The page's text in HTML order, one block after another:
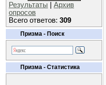
Результаты
Архив
опросов
Всего ответов: 309
Призма - Поиск
Призма - Статистика